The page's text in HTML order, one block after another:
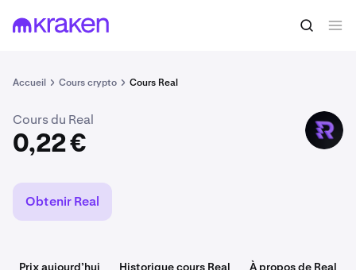
Accueil Cours crypto Cours Real
0,22 € Acheter du ASSET
Cours du Real
0,22 €
ASSET
Obtenir Real
Prix aujourd’hui Historique cours Real À propos de Real